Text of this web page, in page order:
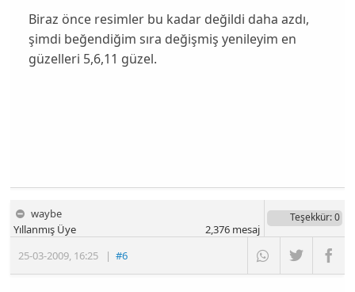
Biraz önce resimler bu kadar değildi daha azdı,
şimdi beğendiğim sıra değişmiş yenileyim en
güzelleri 5,6,11 güzel.
waybe
25-03-2009, 16:25 |#6
Yıllanmış Üye
Teşekkür: 0
2,376mesaj